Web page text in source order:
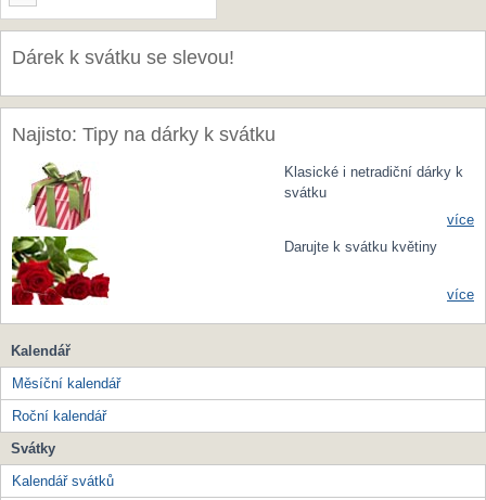
Dárek k svátku se slevou!
Najisto: Tipy na dárky k svátku
Klasické i netradiční dárky k
svátku
více
Darujte k svátku květiny
více
Kalendář
Měsíční kalendář
Roční kalendář
Svátky
Kalendář svátků